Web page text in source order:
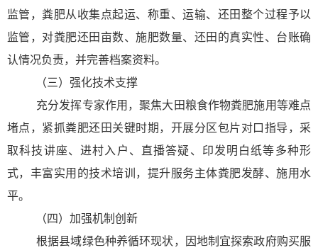
监管，粪肥从收集点起运、称重、运输、还田整个过程予以
监管，对粪肥还田亩数、施肥数量、还田的真实性、台账确
认情况负责，并完善档案资料。
（三）强化技术支撑
充分发挥专家作用，聚焦大田粮食作物粪肥施用等难点
堵点，紧抓粪肥还田关键时期，开展分区包片对口指导，采
取科技讲座、进村入户、直播答疑、印发明白纸等多种形
式，丰富实用的技术培训，提升服务主体粪肥发酵、施用水
平。
（四）加强机制创新
根据县域绿色种养循环现状，因地制宜探索政府购买服